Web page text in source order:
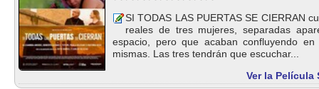
SI TODAS LAS PUERTAS SE CIERRAN
reales de tres mujeres, separadas
espacio, pero que acaban confluyendo
mismas. Las tres tendrán que escuchar...
Ver la Película